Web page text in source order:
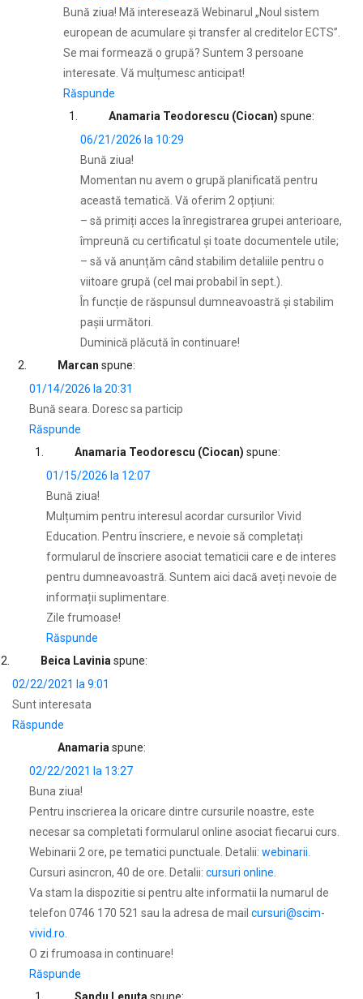
Bună ziua! Mă interesează Webinarul „Noul sistem
european de acumulare și transfer al creditelor ECTS”.
Se mai formează o grupă? Suntem 3 persoane
interesate. Vă mulțumesc anticipat!
Răspunde
Anamaria Teodorescu (Ciocan) spune:
06/21/2026 la 10:29
Bună ziua!
Momentan nu avem o grupă planificată pentru
această tematică. Vă oferim 2 opțiuni:
– să primiți acces la înregistrarea grupei anterioare,
împreună cu certificatul şi toate documentele utile;
– să vă anunțăm când stabilim detaliile pentru o
viitoare grupă (cel mai probabil în sept.).
În funcție de răspunsul dumneavoastră şi stabilim
paşii următori.
Duminică plăcută în continuare!
Marcan spune:
01/14/2026 la 20:31
Bună seara. Doresc sa particip
Răspunde
Anamaria Teodorescu (Ciocan) spune:
01/15/2026 la 12:07
Bună ziua!
Mulțumim pentru interesul acordar cursurilor Vivid
Education. Pentru înscriere, e nevoie să completați
formularul de înscriere asociat tematicii care e de interes
pentru dumneavoastră. Suntem aici dacă aveți nevoie de
informații suplimentare.
Zile frumoase!
Răspunde
Beica Lavinia spune:
02/22/2021 la 9:01
Sunt interesata
Răspunde
Anamaria spune:
02/22/2021 la 13:27
Buna ziua!
Pentru inscrierea la oricare dintre cursurile noastre, este
necesar sa completati formularul online asociat fiecarui curs.
Webinarii 2 ore, pe tematici punctuale. Detalii: webinarii.
Cursuri asincron, 40 de ore. Detalii: cursuri online
Va stam la dispozitie si pentru alte informatii la numarul de
telefon 0746 170 521 sau la adresa de mail cursuri@scim-
vivid.ro
O zi frumoasa in continuare!
Răspunde
Sandu Lenuta spune: